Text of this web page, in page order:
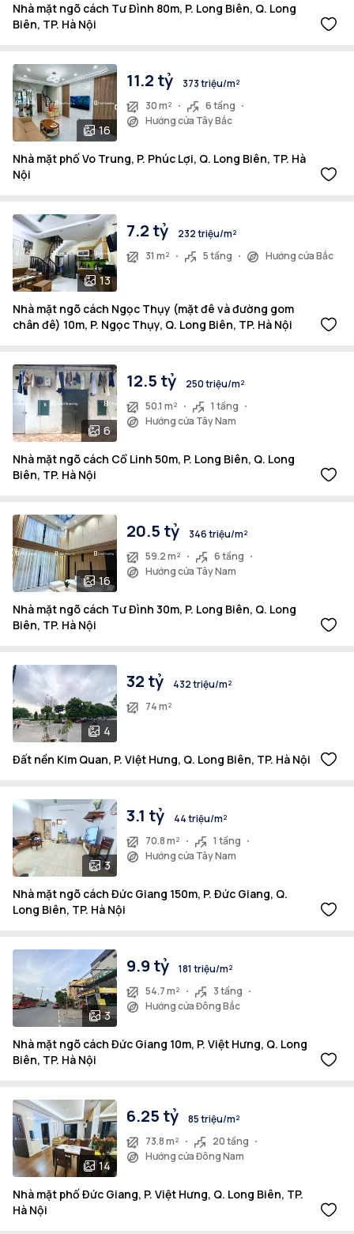
Nhà mặt ngõ cách Tư Đình 80m, P. Long Biên, Q. Long
Biên, TP. Hà Nội
16
11.2 tỷ
373 triệu/m²
30 m²
6 tầng
Hướng cửa Tây Bắc
Nhà mặt phố Vo Trung, P. Phúc Lợi, Q. Long Biên, TP. Hà
Nội
13
7.2 tỷ
232 triệu/m²
31 m²
5 tầng Hướng cửa Bắc
Nhà mặt ngõ cách Ngọc Thụy (mặt đê và đường gom
chân đê) 10m, P. Ngọc Thụy, Q. Long Biên, TP. Hà Nội
6
12.5 tỷ
250 triệu/m²
50.1 m²
1 tầng
Hướng cửa Tây Nam
Nhà mặt ngõ cách Cổ Linh 50m, P. Long Biên, Q. Long
Biên, TP. Hà Nội
16
20.5 tỷ
346 triệu/m²
59.2 m²
6 tầng
Hướng cửa Tây Nam
Nhà mặt ngõ cách Tư Đình 30m, P. Long Biên, Q. Long
Biên, TP. Hà Nội
4
32 tỷ
432 triệu/m²
74 m²
Đất nền Kim Quan, P. Việt Hưng, Q. Long Biên, TP. Hà Nội
3
3.1 tỷ
44 triệu/m²
70.8 m²
1 tầng
Hướng cửa Tây Nam
Nhà mặt ngõ cách Đức Giang 150m, P. Đức Giang, Q.
Long Biên, TP. Hà Nội
3
9.9 tỷ
181 triệu/m²
54.7 m²
3 tầng
Hướng cửa Đông Bắc
Nhà mặt ngõ cách Đức Giang 10m, P. Việt Hưng, Q. Long
Biên, TP. Hà Nội
14
6.25 tỷ
85 triệu/m²
73.8 m²
20 tầng
Hướng cửa Đông Nam
Nhà mặt phố Đức Giang, P. Việt Hưng, Q. Long Biên, TP.
Hà Nội